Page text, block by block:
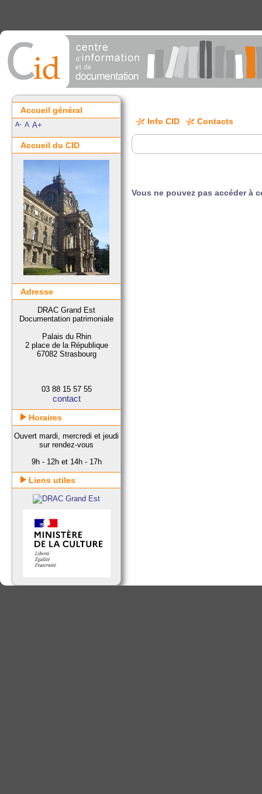
Info CID Contacts
Vous ne pouvez pas accéder à
Accueil général
A- A A+
Accueil du CID
Adresse
DRAC Grand Est
Documentation patrimoniale
Palais du Rhin
2 place de la République
67082 Strasbourg
03 88 15 57 55
contact
Horaires
Ouvert mardi, mercredi et jeudi
sur rendez-vous
9h - 12h et 14h - 17h
Liens utiles